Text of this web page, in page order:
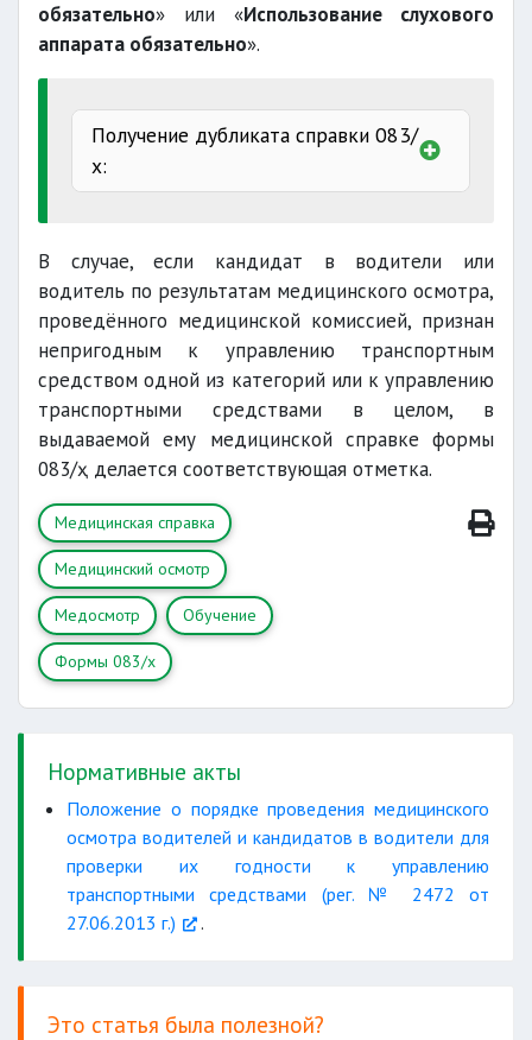
хирург;
офтальмолог.
обязательно» или «Использование слухового
аппарата обязательно».
Получение дубликата справки 083/
х:
В случае, если кандидат в водители или
водитель по результатам медицинского осмотра,
проведённого медицинской комиссией, признан
непригодным к управлению транспортным
средством одной из категорий или к управлению
транспортными средствами в целом, в
выдаваемой ему медицинской справке формы
083/ҳ делается соответствующая отметка.
Медицинская справка
Медицинский осмотр
Медосмотр Обучение
Формы 083/х
Нормативные акты
Положение о порядке проведения медицинского
осмотра водителей и кандидатов в водители для
проверки их годности к управлению
транспортными средствами (рег. № 2472 от
27.06.2013 г.)
.
Это статья была полезной?